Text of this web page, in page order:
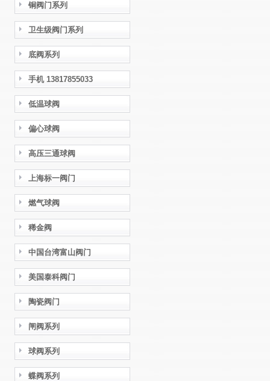
铜阀门系列
卫生级阀门系列
底阀系列
手机 13817855033
低温球阀
偏心球阀
高压三通球阀
上海标一阀门
燃气球阀
稀金阀
中国台湾富山阀门
美国泰科阀门
陶瓷阀门
闸阀系列
球阀系列
蝶阀系列